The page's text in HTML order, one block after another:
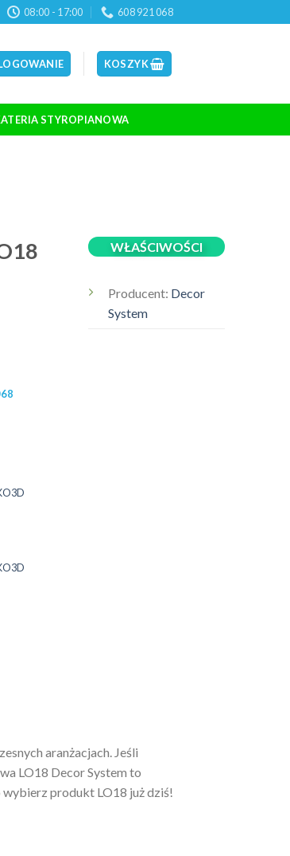
08:00 - 17:00 608 921 068
KOSZYK
STYROPIANOWA
WŁAŚCIWOŚCI
Producent: Decor
System
aranżacjach. Jeśli
LO18 Decor System to
produkt LO18 już dziś!